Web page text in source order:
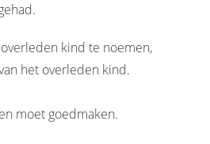
kind te noemen,
het overleden kind.
moet goedmaken.